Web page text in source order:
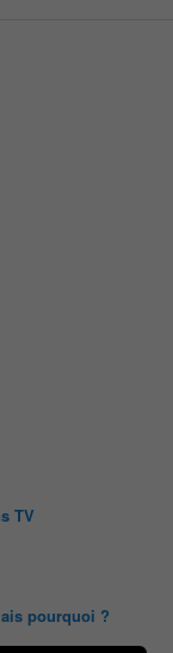
TV
pourquoi ?